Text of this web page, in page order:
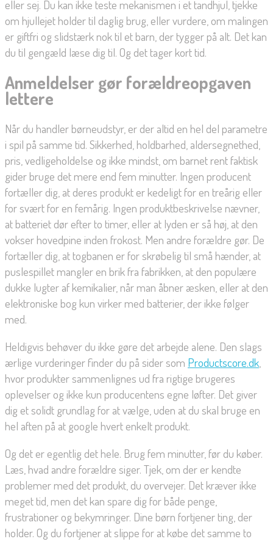
eller sej. Du kan ikke teste mekanismen i et tandhjul, tjekke
om hjullejet holder til daglig brug, eller vurdere, om malingen
er giftfri og slidstærk nok til et barn, der tygger på alt. Det kan
du til gengæld læse dig til. Og det tager kort tid.
Anmeldelser gør forældreopgaven
lettere
Når du handler børneudstyr, er der altid en hel del parametre
i spil på samme tid. Sikkerhed, holdbarhed, aldersegnethed,
pris, vedligeholdelse og ikke mindst, om barnet rent faktisk
gider bruge det mere end fem minutter. Ingen producent
fortæller dig, at deres produkt er kedeligt for en treårig eller
for svært for en femårig. Ingen produktbeskrivelse nævner,
at batteriet dør efter to timer, eller at lyden er så høj, at den
vokser hovedpine inden frokost. Men andre forældre gør. De
fortæller dig, at togbanen er for skrøbelig til små hænder, at
puslespillet mangler en brik fra fabrikken, at den populære
dukke lugter af kemikalier, når man åbner æsken, eller at den
elektroniske bog kun virker med batterier, der ikke følger
med.
Heldigvis behøver du ikke gøre det arbejde alene. Den slags
ærlige vurderinger finder du på sider som Productscore.dk,
hvor produkter sammenlignes ud fra rigtige brugeres
oplevelser og ikke kun producentens egne løfter. Det giver
dig et solidt grundlag for at vælge, uden at du skal bruge en
hel aften på at google hvert enkelt produkt.
Og det er egentlig det hele. Brug fem minutter, før du køber.
Læs, hvad andre forældre siger. Tjek, om der er kendte
problemer med det produkt, du overvejer. Det kræver ikke
meget tid, men det kan spare dig for både penge,
frustrationer og bekymringer. Dine børn fortjener ting, der
holder. Og du fortjener at slippe for at købe det samme to